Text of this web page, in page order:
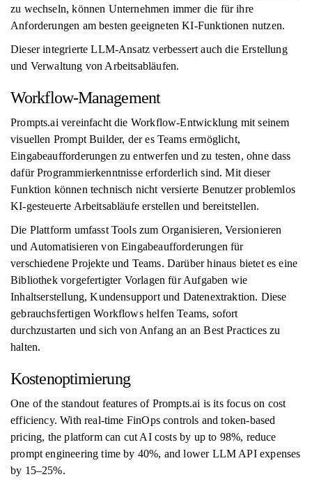
zu wechseln, können Unternehmen immer die für ihre
Anforderungen am besten geeigneten KI-Funktionen nutzen.
Dieser integrierte LLM-Ansatz verbessert auch die Erstellung
und Verwaltung von Arbeitsabläufen.
Workflow-Management
Prompts.ai vereinfacht die Workflow-Entwicklung mit seinem
visuellen Prompt Builder, der es Teams ermöglicht,
Eingabeaufforderungen zu entwerfen und zu testen, ohne dass
dafür Programmierkenntnisse erforderlich sind. Mit dieser
Funktion können technisch nicht versierte Benutzer problemlos
KI-gesteuerte Arbeitsabläufe erstellen und bereitstellen.
Die Plattform umfasst Tools zum Organisieren, Versionieren
und Automatisieren von Eingabeaufforderungen für
verschiedene Projekte und Teams. Darüber hinaus bietet es eine
Bibliothek vorgefertigter Vorlagen für Aufgaben wie
Inhaltserstellung, Kundensupport und Datenextraktion. Diese
gebrauchsfertigen Workflows helfen Teams, sofort
durchzustarten und sich von Anfang an an Best Practices zu
halten.
Kostenoptimierung
One of the standout features of Prompts.ai is its focus on cost
efficiency. With real-time FinOps controls and token-based
pricing, the platform can cut AI costs by up to 98%, reduce
prompt engineering time by 40%, and lower LLM API expenses
by 15–25%.